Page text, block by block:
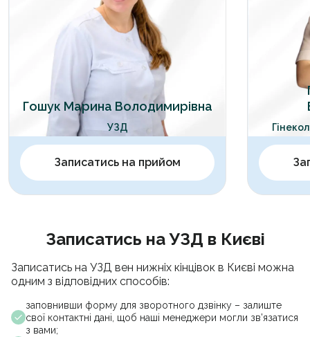
Гошук Марина Володимирівна
УЗД
Записатись на прийом
Записатись на УЗД в Києві
Записатись на УЗД вен нижніх кінцівок в Києві можна
одним з відповідних способів:
заповнивши форму для зворотного дзвінку – залиште
свої контактні дані, щоб наші менеджери могли зв’язатися
з вами;